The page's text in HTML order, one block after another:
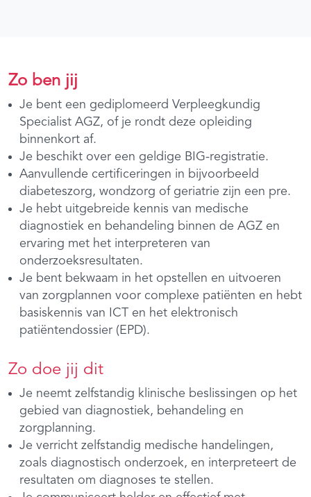
Zo ben jij
Je bent een gediplomeerd Verpleegkundig
Specialist AGZ, of je rondt deze opleiding
binnenkort af.
Je beschikt over een geldige BIG-registratie.
Aanvullende certificeringen in bijvoorbeeld
diabeteszorg, wondzorg of geriatrie zijn een pre.
Je hebt uitgebreide kennis van medische
diagnostiek en behandeling binnen de AGZ en
ervaring met het interpreteren van
onderzoeksresultaten.
Je bent bekwaam in het opstellen en uitvoeren
van zorgplannen voor complexe patiënten en hebt
basiskennis van ICT en het elektronisch
patiëntendossier (EPD).
Zo doe jij dit
Je neemt zelfstandig klinische beslissingen op het
gebied van diagnostiek, behandeling en
zorgplanning.
Je verricht zelfstandig medische handelingen,
zoals diagnostisch onderzoek, en interpreteert de
resultaten om diagnoses te stellen.